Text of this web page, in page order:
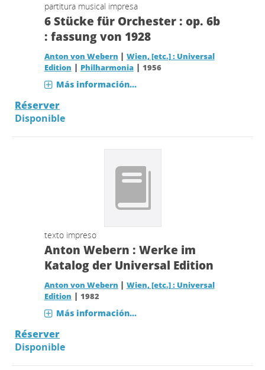
partitura musical impresa
6 Stücke für Orchester : op. 6b
: fassung von 1928
Anton von Webern | Wien, [etc.] : Universal
Edition | Philharmonia| 1956
Más información...
Réserver
Disponible
texto impreso
Anton Webern : Werke im
Katalog der Universal Edition
Anton von Webern | Wien, [etc.] : Universal
Edition | 1982
Más información...
Réserver
Disponible